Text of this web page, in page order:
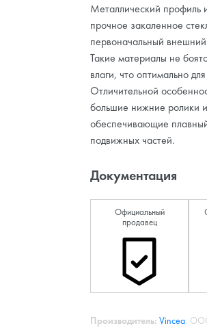
Металлический профиль
прочное закаленное
первоначальный
Такие материалы не
влаги, что оптимально
Отличительной
большие нижние ролики
обеспечивающие
подвижных частей.
Документация
Официальный
продавец
Производитель: Vincea,